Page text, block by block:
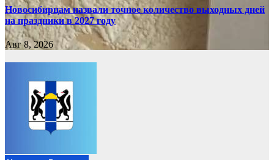
Новосибирцам назвали точное количество выходных дней
на праздники в 2027 году
Авг 8, 2026